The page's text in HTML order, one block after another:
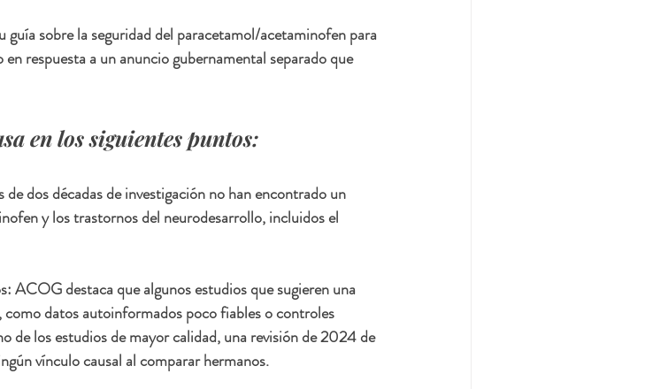
sobre la seguridad del paracetamol/acetaminofen para
respuesta a un anuncio gubernamental separado que
en los siguientes puntos:
dos décadas de investigación no han encontrado un
y los trastornos del neurodesarrollo, incluidos el
ACOG destaca que algunos estudios que sugieren una
datos autoinformados poco fiables o controles
de los estudios de mayor calidad, una revisión de 2024 de
vínculo causal al comparar hermanos.